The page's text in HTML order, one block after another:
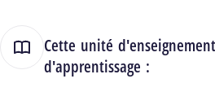
Cette unité
d'apprentissage :